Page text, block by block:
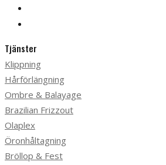
Tjänster
Klippning
Hårförlängning
Ombre & Balayage
Brazilian Frizzout
Olaplex
Öronhåltagning
Bröllop & Fest